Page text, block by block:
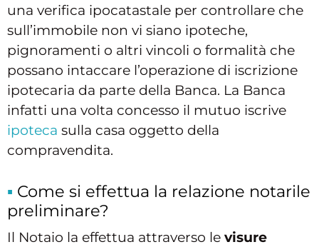
una verifica ipocatastale per controllare che
sull’immobile non vi siano ipoteche,
pignoramenti o altri vincoli o formalità che
possano intaccare l’operazione di iscrizione
ipotecaria da parte della Banca. La Banca
infatti una volta concesso il mutuo iscrive
ipoteca sulla casa oggetto della
compravendita.
Come si effettua la relazione notarile
preliminare?
Il Notaio la effettua attraverso le visure